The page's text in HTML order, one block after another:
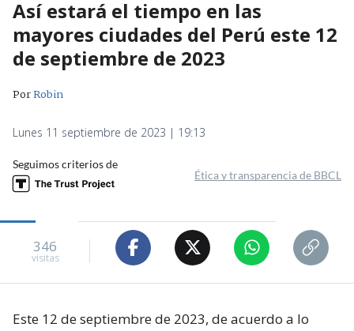
Así estará el tiempo en las
mayores ciudades del Perú este 12
de septiembre de 2023
PorRobin
Lunes 11 septiembre de 2023 | 19:13
Seguimos criterios de
Ética y transparencia de BBCL
346
visitas
Este 12 de septiembre de 2023, de acuerdo a lo